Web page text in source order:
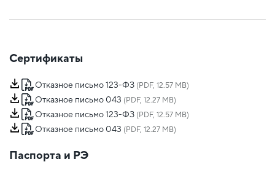
Сертификаты
Отказное письмо 123-ФЗ (PDF, 12.57 MB)
Отказное письмо 043 (PDF, 12.27 MB)
Отказное письмо 123-ФЗ (PDF, 12.57 MB)
Отказное письмо 043 (PDF, 12.27 MB)
Паспорта и РЭ